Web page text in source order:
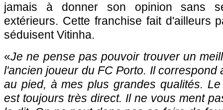
jamais à donner son opinion sans
extérieurs. Cette franchise fait d'ailleurs
séduisent Vitinha.
«Je ne pense pas pouvoir trouver un
l'ancien joueur du FC Porto. Il correspond
au pied, à mes plus grandes qualités.
est toujours très direct. Il ne vous ment